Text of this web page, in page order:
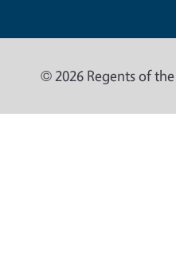
© 2026 Regents of